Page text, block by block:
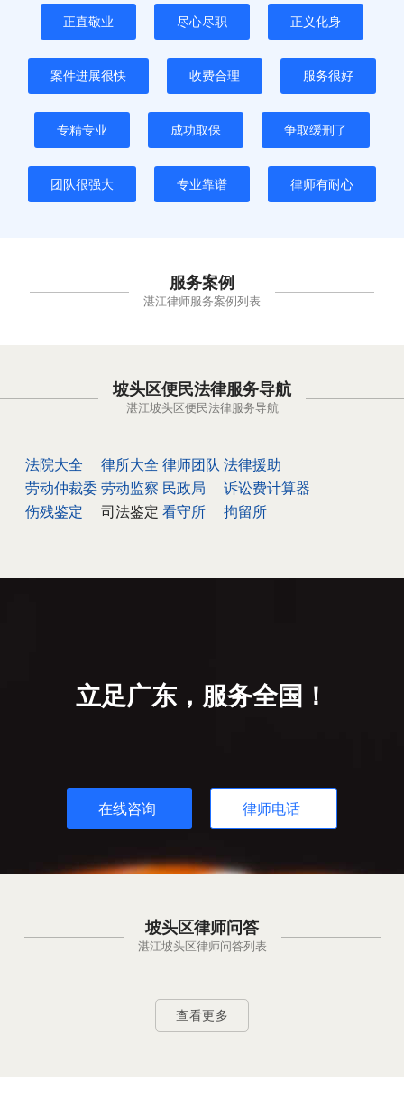
正直敬业 尽心尽职 正义化身
案件进展很快 收费合理 服务很好
专精专业 成功取保 争取缓刑了
团队很强大 专业靠谱 律师有耐心
服务案例
湛江律师服务案例列表
坡头区便民法律服务导航
湛江坡头区便民法律服务导航
法院大全 律所大全 律师团队 法律援助
劳动仲裁委 劳动监察 民政局
诉讼费计算器
伤残鉴定
司法鉴定 看守所 拘留所
立足广东，服务全国！
在线咨询 律师电话
坡头区律师问答
湛江坡头区律师问答列表
查看更多